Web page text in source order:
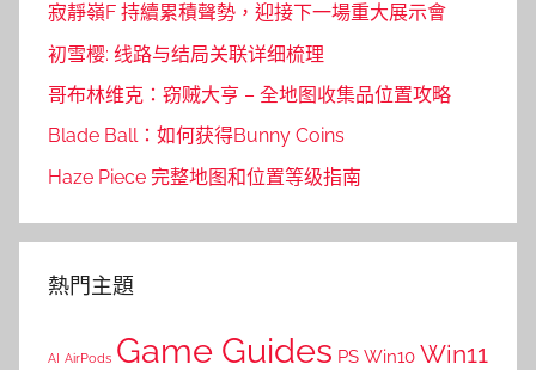
寂靜嶺F 持續累積聲勢，迎接下一場重大展示會
初雪樱: 线路与结局关联详细梳理
哥布林维克：窃贼大亨 – 全地图收集品位置攻略
Blade Ball：如何获得Bunny Coins
Haze Piece 完整地图和位置等级指南
熱門主題
AI AirPods Game Guides PS Win10 Win11